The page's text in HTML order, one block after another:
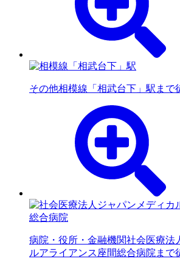
その他相模線「相武台下」駅まで
病院・役所・金融機関社会医療法
ルアライアンス座間総合病院まで